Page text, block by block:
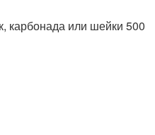
карбонада или шейки 500